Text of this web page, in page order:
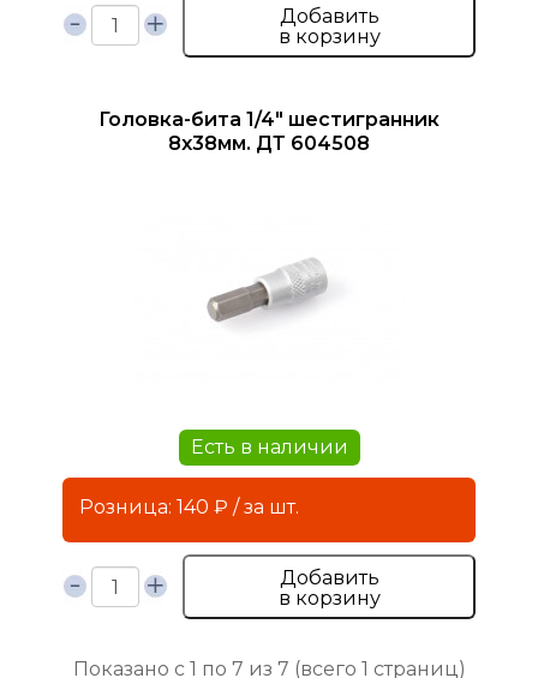
Добавить
в корзину
Головка-бита 1/4" шестигранник
8х38мм. ДТ 604508
Есть в наличии
Розница: 140 ₽ / за шт.
Добавить
в корзину
Показано с 1 по 7 из 7 (всего 1 страниц)